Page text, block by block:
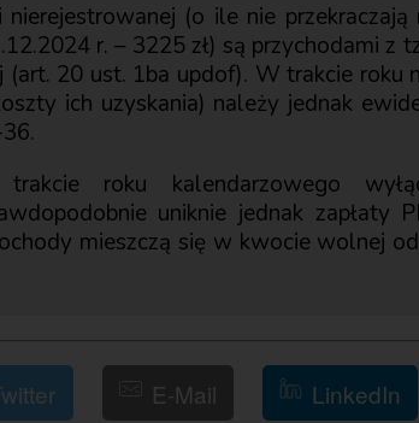
nierejestrowanej (o ile nie
r. – 3225 zł) są przychodami z
20 ust. 1ba updof). W trakcie roku
ich uzyskania) należy jednak
roku kalendarzowego
uniknie jednak zapłaty
mieszczą się w kwocie wolnej
E-Mail LinkedIn